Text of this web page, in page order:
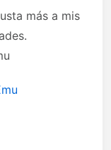
más a mis